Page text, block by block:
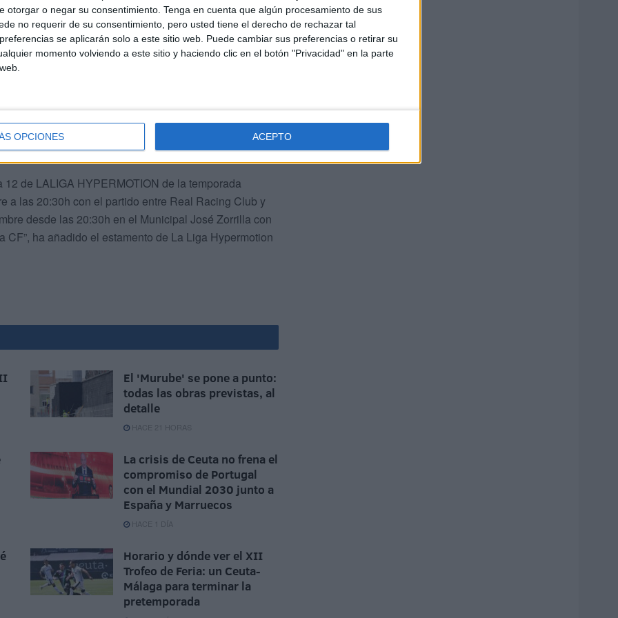
otorgar o negar su consentimiento. Tenga en cuenta que algún procesamiento de sus
no requerir de su consentimiento, pero usted tiene el derecho de rechazar tal
se aplicarán solo a este sitio web. Puede cambiar sus preferencias o retirar su
momento volviendo a este sitio y haciendo clic en el botón "Privacidad" en la parte
OPCIONES ACEPTO
duelos previos. Cuatro empates y dos victorias
de LALIGA HYPERMOTION de la temporada
a las 20:30h con el partido entre Real Racing Club y
desde las 20:30h en el Municipal José Zorrilla con
ha añadido el estamento de La Liga Hypermotion
El 'Murube' se pone a punto:
todas las obras previstas, al
detalle
HACE 21 HORAS
La crisis de Ceuta no frena el
compromiso de Portugal
con el Mundial 2030 junto a
España y Marruecos
HACE 1 DÍA
Horario y dónde ver el XII
Trofeo de Feria: un Ceuta-
Málaga para terminar la
pretemporada